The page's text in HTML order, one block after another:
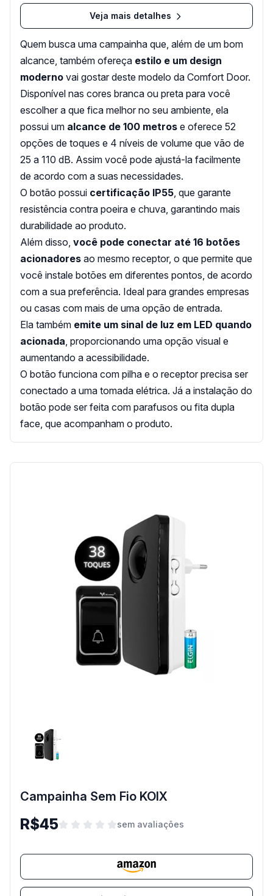
Veja mais detalhes
Quem busca uma campainha que, além de um bom
alcance, também ofereça estilo e um design
moderno vai gostar deste modelo da Comfort Door.
Disponível nas cores branca ou preta para você
escolher a que fica melhor no seu ambiente, ela
possui um alcance de 100 metros e oferece 52
opções de toques e 4 níveis de volume que vão de
25 a 110 dB. Assim você pode ajustá-la facilmente
de acordo com a suas necessidades.
O botão possui certificação IP55 , que garante
resistência contra poeira e chuva, garantindo mais
durabilidade ao produto.
Além disso, você pode conectar até 16 botões
acionadores ao mesmo receptor, o que permite que
você instale botões em diferentes pontos, de acordo
com a sua preferência. Ideal para grandes empresas
ou casas com mais de uma opção de entrada.
Ela também emite um sinal de luz em LED quando
acionada , proporcionando uma opção visual e
aumentando a acessibilidade.
O botão funciona com pilha e o receptor precisa ser
conectado a uma tomada elétrica. Já a instalação do
botão pode ser feita com parafusos ou fita dupla
face, que acompanham o produto.
Campainha Sem Fio KOIX
R$45 sem avaliações